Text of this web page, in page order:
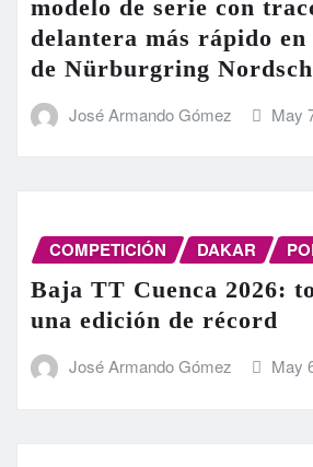
modelo de serie con
delantera más rápido
de Nürburgring
José Armando Gómez May
COMPETICIÓN DAKAR
Baja TT Cuenca 2026:
una edición de récord
José Armando Gómez May